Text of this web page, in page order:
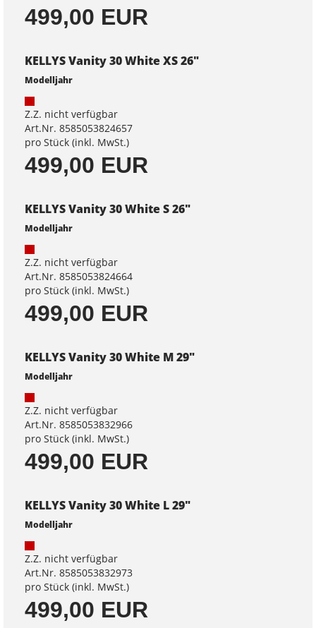
499,00 EUR
KELLYS Vanity 30 White XS 26"
Modelljahr
Z.Z. nicht verfügbar
Art.Nr. 8585053824657
pro Stück (inkl. MwSt.)
499,00 EUR
KELLYS Vanity 30 White S 26"
Modelljahr
Z.Z. nicht verfügbar
Art.Nr. 8585053824664
pro Stück (inkl. MwSt.)
499,00 EUR
KELLYS Vanity 30 White M 29"
Modelljahr
Z.Z. nicht verfügbar
Art.Nr. 8585053832966
pro Stück (inkl. MwSt.)
499,00 EUR
KELLYS Vanity 30 White L 29"
Modelljahr
Z.Z. nicht verfügbar
Art.Nr. 8585053832973
pro Stück (inkl. MwSt.)
499,00 EUR